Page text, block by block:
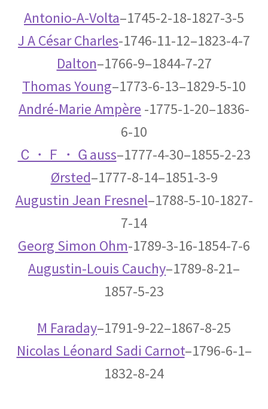
D・J・ボーム
_【マンハッタン計画に参画しボーム解釈を提唱】
E・O・ローレンス
【サイクロトロンを発明し人工放射
性元素を実現】
E・W・モーリー
【アメリカで稀代の実験家が光速度
に関する事実を実験検証】
【ベルリン生まれの物理学者｜磁性を使って超
電導現象を説明】
Antonio-A-Volta–1745-2-18-1827-3-5
J A César Charles-1746-11-12–1823-4-7
Dalton–1766-9–1844-7-27
Thomas Young–1773-6-13–1829-5-10
André-Marie Ampère -1775-1-20–1836-
6-10
Ｃ・Ｆ・Ｇauss–1777-4-30–1855-2-23
Ørsted–1777-8-14–1851-3-9
Augustin Jean Fresnel–1788-5-10-1827-
7-14
Georg Simon Ohm-1789-3-16-1854-7-6
Augustin-Louis Cauchy–1789-8-21–
1857-5-23
M Faraday–1791-9-22–1867-8-25
Nicolas Léonard Sadi Carnot–1796-6-1–
1832-8-24